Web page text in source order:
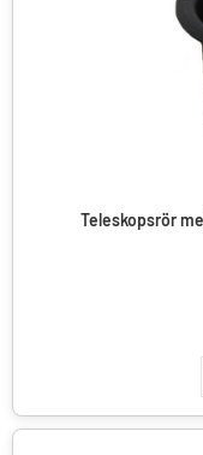
Teleskopsrör